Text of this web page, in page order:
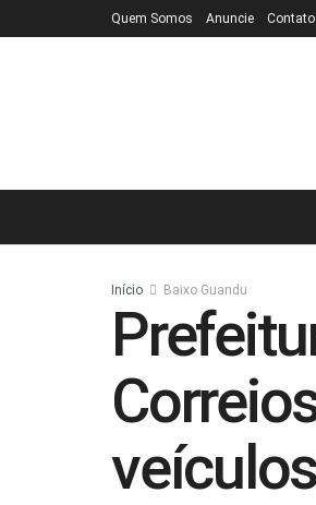
Quem Somos Anuncie Contato
Início Baixo Guandu
veículos